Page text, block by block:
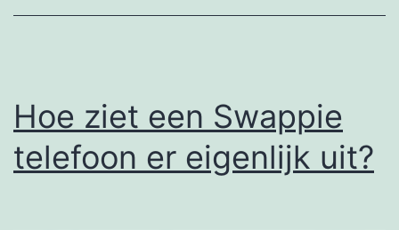
Hoe ziet een Swappie
telefoon er eigenlijk uit?